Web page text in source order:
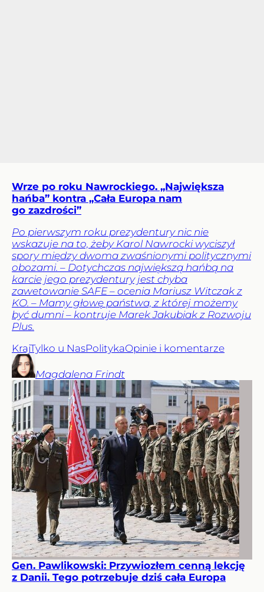
Wrze po roku Nawrockiego. „Największa
hańba” kontra „Cała Europa nam
go zazdrości”
Po pierwszym roku prezydentury nic nie
wskazuje na to, żeby Karol Nawrocki wyciszył
spory między dwoma zwaśnionymi politycznymi
obozami. – Dotychczas największą hańbą na
karcie jego prezydentury jest chyba
zawetowanie SAFE – ocenia Mariusz Witczak z
KO. – Mamy głowę państwa, z której możemy
być dumni – kontruje Marek Jakubiak z Rozwoju
Plus.
KrajTylko u NasPolitykaOpinie i komentarze
Magdalena Frindt
Gen. Pawlikowski: Przywiozłem cenną lekcję
z Danii. Tego potrzebuje dziś cała Europa